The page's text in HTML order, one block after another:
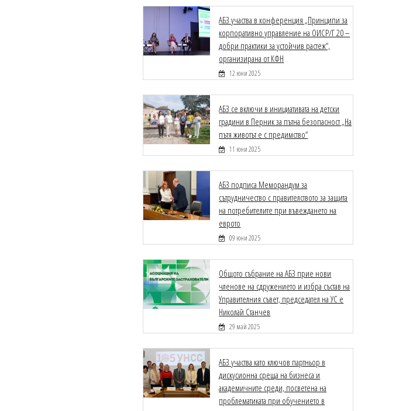
АБЗ участва в конференция „Принципи за
корпоративно управление на ОИСР/Г 20 –
добри практики за устойчив растеж“,
организирана от КФН
12 юни 2025
АБЗ се включи в инициативата на детски
градини в Перник за пътна безопасност „На
пътя животът е с предимство“
11 юни 2025
АБЗ подписа Меморандум за
сътрудничество с правителството за защита
на потребителите при въвеждането на
еврото
09 юни 2025
Общото събрание на АБЗ прие нови
членове на сдружението и избра състав на
Управителния съвет, председател на УС е
Николай Станчев
29 май 2025
АБЗ участва като ключов партньор в
дискусионна среща на бизнеса и
академичните среди, посветена на
проблематиката при обучението в